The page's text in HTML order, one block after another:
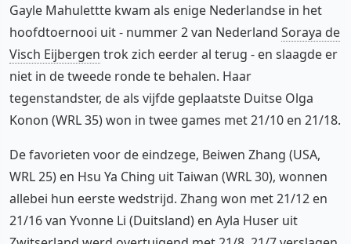
Gayle Mahulettte kwam als enige Nederlandse in het
hoofdtoernooi uit - nummer 2 van Nederland Soraya de
Visch Eijbergen trok zich eerder al terug - en slaagde er
niet in de tweede ronde te behalen. Haar
tegenstandster, de als vijfde geplaatste Duitse Olga
Konon (WRL 35) won in twee games met 21/10 en 21/18.
De favorieten voor de eindzege, Beiwen Zhang (USA,
WRL 25) en Hsu Ya Ching uit Taiwan (WRL 30), wonnen
allebei hun eerste wedstrijd. Zhang won met 21/12 en
21/16 van Yvonne Li (Duitsland) en Ayla Huser uit